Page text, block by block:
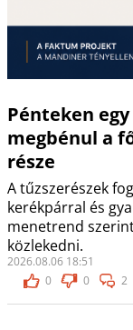
Pénteken
megbénul a
része
A tűzszerészek
kerékpárral és
menetrend
közlekedni.
2026.08.06 18:51
0
0 2